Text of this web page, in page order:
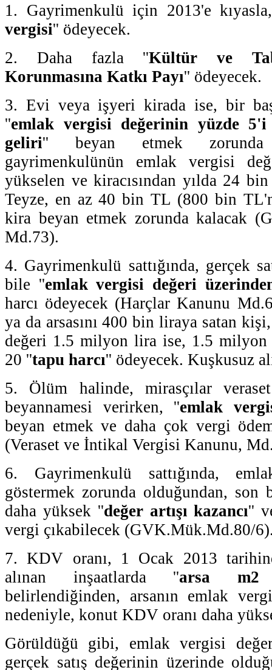
1. Gayrimenkulü için 2013'e
vergisi'' ödeyecek.
2. Daha fazla ''Kültür ve
Korunmasına Katkı Payı'' ödeyecek.
3. Evi veya işyeri kirada ise, bir
''emlak vergisi değerinin yüzde
geliri'' beyan etmek
gayrimenkulünün emlak vergisi
yükselen ve kiracısından yılda 24
Teyze, en az 40 bin TL (800 bin
kira beyan etmek zorunda kalacak
Md.73).
4. Gayrimenkulü sattığında, gerçek
bile ''emlak vergisi değeri
harcı ödeyecek (Harçlar Kanunu
ya da arsasını 400 bin liraya satan
değeri 1.5 milyon lira ise, 1.5 milyon
20 ''tapu harcı'' ödeyecek. Kuşkusuz
5. Ölüm halinde, mirasçılar
beyannamesi verirken, ''emlak
beyan etmek ve daha çok vergi
(Veraset ve İntikal Vergisi Kanunu,
6. Gayrimenkulü sattığında,
göstermek zorunda olduğundan, son
daha yüksek ''değer artışı kazancı''
vergi çıkabilecek (GVK.Mük.Md.80/
7. KDV oranı, 1 Ocak 2013
alınan inşaatlarda ''arsa m2
belirlendiğinden, arsanın emlak
nedeniyle, konut KDV oranı daha
Görüldüğü gibi, emlak vergisi
gerçek satış değerinin üzerinde